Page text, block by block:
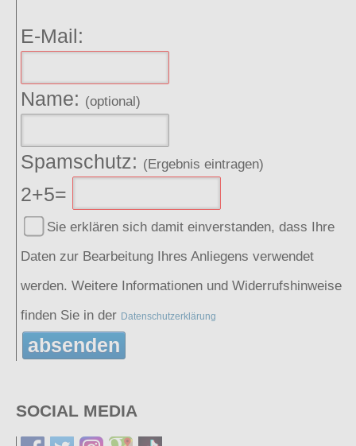
E-Mail:
Name: (optional)
Spamschutz: (Ergebnis eintragen)
2+5=
Sie erklären sich damit einverstanden, dass Ihre
Daten zur Bearbeitung Ihres Anliegens verwendet
werden. Weitere Informationen und Widerrufshinweise
finden Sie in der Datenschutzerklärung
absenden
SOCIAL MEDIA